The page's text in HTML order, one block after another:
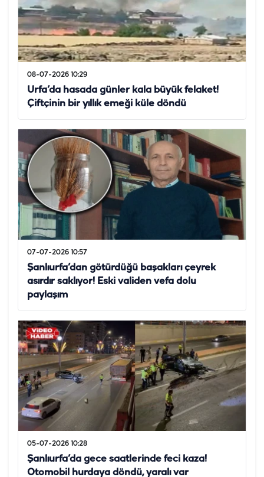
08-07-2026 10:29
Urfa’da hasada günler kala büyük felaket!
Çiftçinin bir yıllık emeği küle döndü
07-07-2026 10:57
Şanlıurfa’dan götürdüğü başakları çeyrek
asırdır saklıyor! Eski validen vefa dolu
paylaşım
05-07-2026 10:28
Şanlıurfa’da gece saatlerinde feci kaza!
Otomobil hurdaya döndü, yaralı var